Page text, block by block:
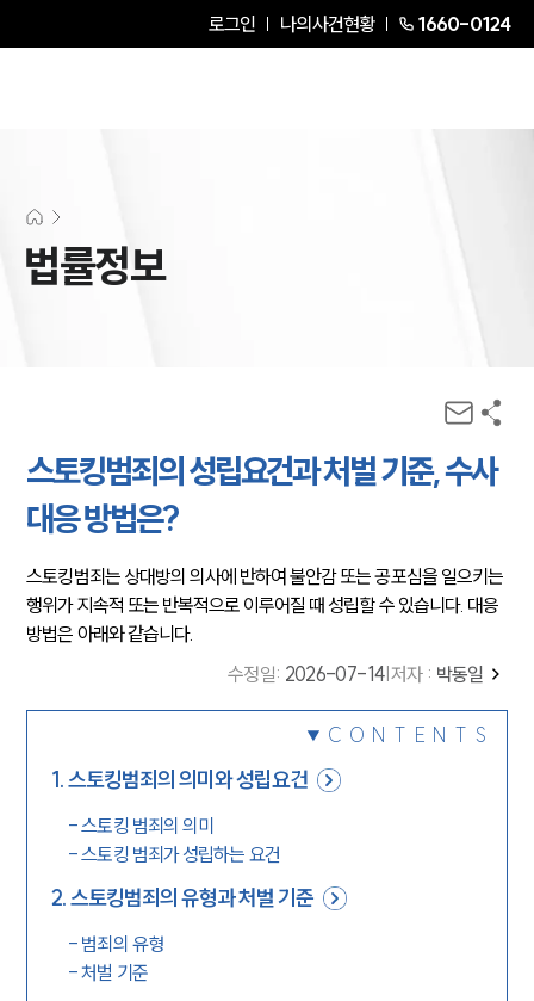
로그인 나의사건현황 1660-0124
법률정보
스토킹범죄의 성립요건과 처벌 기준, 수사
대응 방법은?
스토킹범죄는 상대방의 의사에 반하여 불안감 또는 공포심을 일으키는
행위가 지속적 또는 반복적으로 이루어질 때 성립할 수 있습니다. 대응
방법은 아래와 같습니다.
수정일: 2026-07-14 저자 : 박동일
CONTENTS
1.스토킹범죄의 의미와 성립요건
-스토킹 범죄의 의미
-스토킹 범죄가 성립하는 요건
2.스토킹범죄의 유형과 처벌 기준
- 범죄의 유형
-처벌 기준